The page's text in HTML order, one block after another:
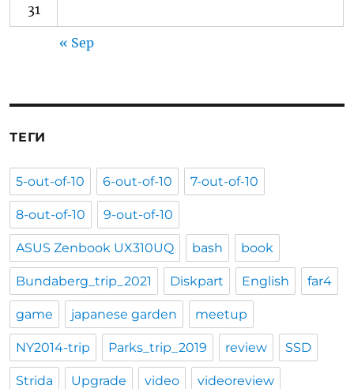
31
« Sep
ТЕГИ
5-out-of-10 6-out-of-10 7-out-of-10
8-out-of-10 9-out-of-10
ASUS Zenbook UX310UQ bash book
Bundaberg_trip_2021 Diskpart English far4
game japanese garden meetup
NY2014-trip Parks_trip_2019 review SSD
Strida Upgrade video videoreview